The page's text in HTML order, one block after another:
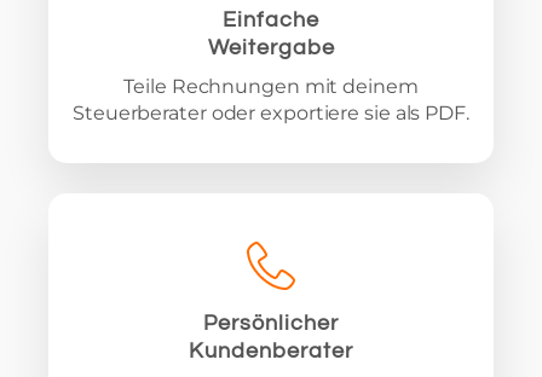
Einfache
Weitergabe
Teile Rechnungen mit deinem
Steuerberater oder exportiere sie als PDF.
Persönlicher
Kundenberater